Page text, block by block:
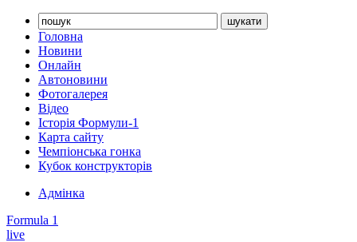
Головна
Новини
Онлайн
Автоновини
Фотогалерея
Відео
Історія Формули-1
Карта сайту
Чемпіонська гонка
Кубок конструкторів
Адмінка
Formula 1
live